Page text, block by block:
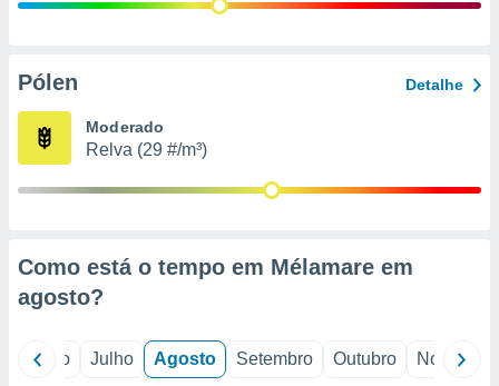
e
de
Pólen Detalhe
Moderado
Relva (29 #/m³)
Como está o tempo em Mélamare em
agosto?
Junho Julho Agosto Setembro Outubro Novembro